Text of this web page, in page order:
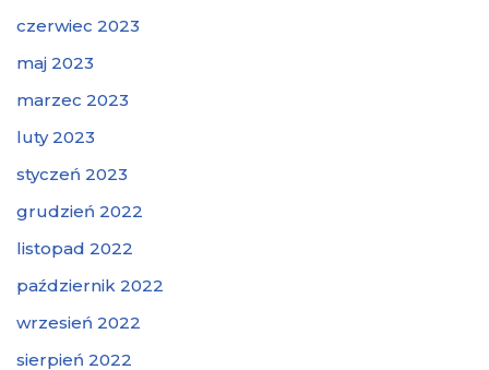
czerwiec 2023
maj 2023
marzec 2023
luty 2023
styczeń 2023
grudzień 2022
listopad 2022
październik 2022
wrzesień 2022
sierpień 2022